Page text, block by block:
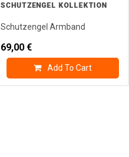
SCHUTZENGEL KOLLEKTION
Schutzengel Armband
69,00 €
Add To Cart